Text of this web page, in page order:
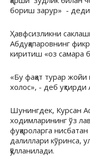
бориш зарур» -
Ҳавфсизликни
Абдуқапаровнинг
киритиш «оз самара
«Бу фақат турар
холос», - деб уқтирди
Шунингдек, Курсан
ходимларининг ўз
фуқароларга
далиллари кўринса,
қўлланилади.